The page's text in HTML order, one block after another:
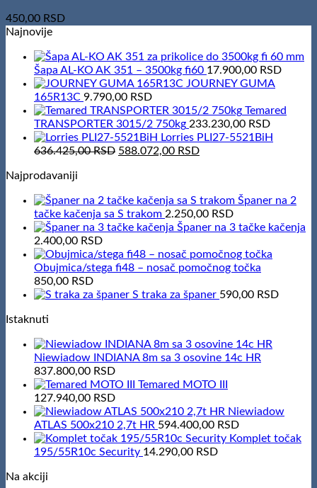
450,00 RSD
Najnovije
Šapa AL-KO AK 351 – 3500kg fi60 17.900,00 RSD
JOURNEY GUMA
165R13C 9.790,00 RSD
Temared
TRANSPORTER 3015/2 750kg 233.230,00 RSD
Lorries PLI27-5521BiH
636.425,00RSD Original
588.072,00 RSDCurrent
Najprodavaniji
Španer na 2
tačke kačenja sa S trakom 2.250,00 RSD
Španer na 3 tačke kačenja
2.400,00 RSD
Obujmica/stega fi48 – nosač pomočnog točka
850,00 RSD
S traka za španer 590,00 RSD
Istaknuti
Niewiadow INDIANA 8m sa 3 osovine 14c HR
837.800,00 RSD
Temared MOTO III
127.940,00 RSD
Niewiadow
ATLAS 500x210 2,7t HR 594.400,00 RSD
Komplet točak
195/55R10c Security 14.290,00 RSD
Na akciji